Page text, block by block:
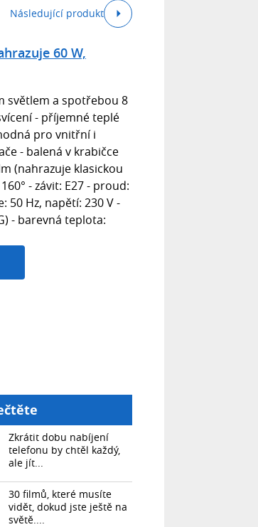
Následující produkt
60 W,
světlem a spotřebou 8
- příjemné teplé
pro vnitřní i
- balená v krabičce
(nahrazuje klasickou
- závit: E27 - proud:
50 Hz, napětí: 230 V -
- barevná teplota:
Zkrátit dobu nabíjení
telefonu by chtěl každý,
ale jít...
30 filmů, které musíte
vidět, dokud jste ještě na
světě....